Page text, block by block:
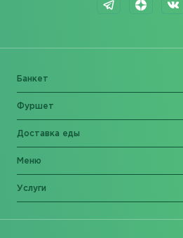
Банкет
Фуршет
Доставка еды
Меню
Услуги